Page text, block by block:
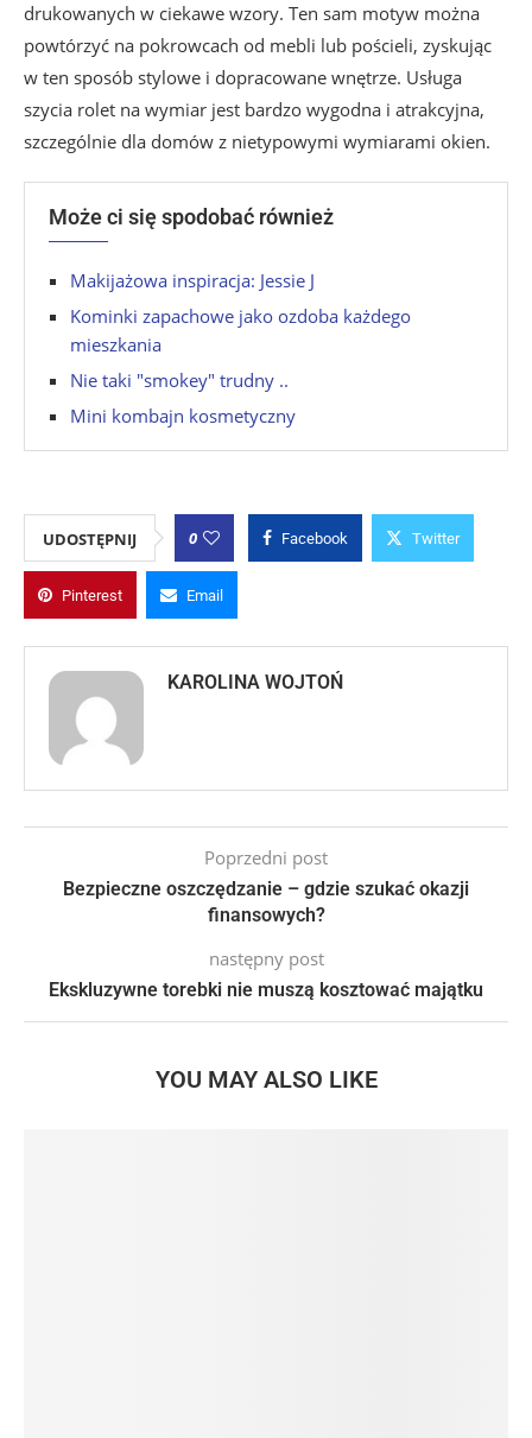
drukowanych w ciekawe wzory. Ten sam motyw można
powtórzyć na pokrowcach od mebli lub pościeli, zyskując
w ten sposób stylowe i dopracowane wnętrze. Usługa
szycia rolet na wymiar jest bardzo wygodna i atrakcyjna,
szczególnie dla domów z nietypowymi wymiarami okien.
Może ci się spodobać również
Makijażowa inspiracja: Jessie J
Kominki zapachowe jako ozdoba każdego
mieszkania
Nie taki "smokey" trudny ..
Mini kombajn kosmetyczny
UDOSTĘPNIJ 0 Facebook Twitter
Pinterest Email
KAROLINA WOJTOŃ
Poprzedni post
Bezpieczne oszczędzanie – gdzie szukać okazji
finansowych?
następny post
Ekskluzywne torebki nie muszą kosztować majątku
YOU MAY ALSO LIKE